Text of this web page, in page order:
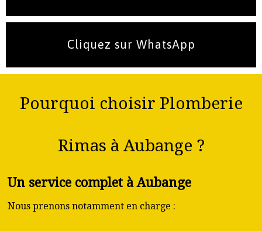
Cliquez sur WhatsApp
Pourquoi choisir Plomberie
Rimas à Aubange ?
Un service complet à Aubange
Nous prenons notamment en charge :